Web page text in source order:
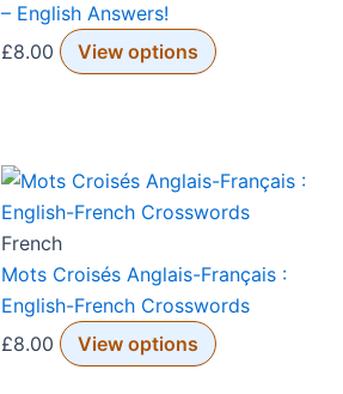
– English Answers!
£8.00 View options
French
Mots Croisés Anglais-Français :
English-French Crosswords
£8.00 View options